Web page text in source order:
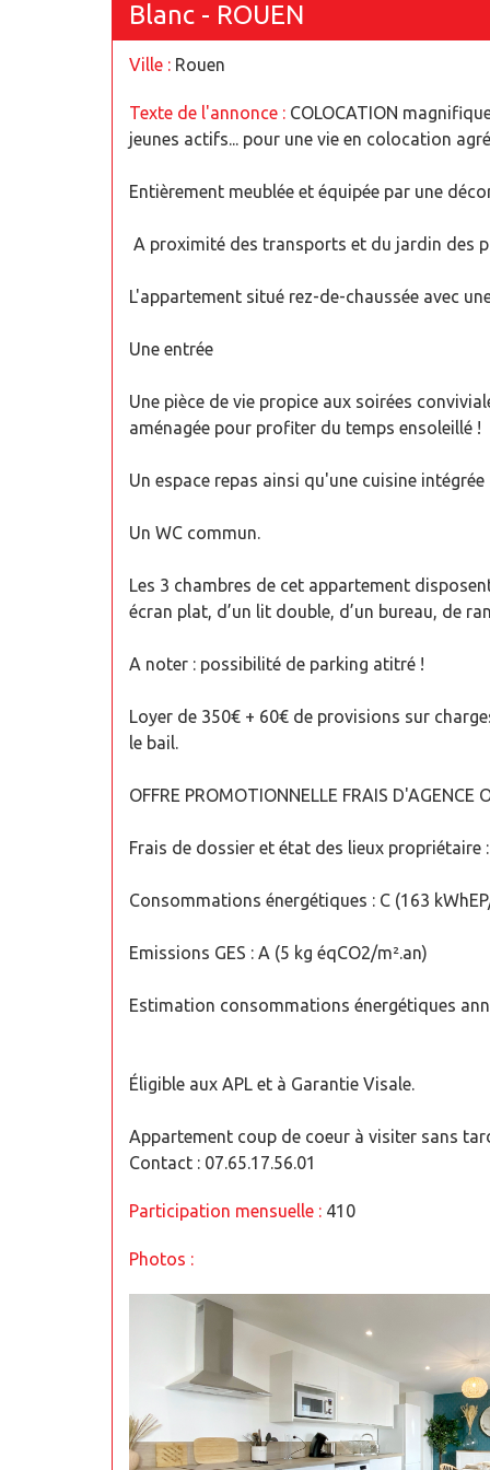
Blanc - ROUEN
Ville : Rouen
Texte de l'annonce : COLOCATION
jeunes actifs... pour une vie en colocation
Entièrement meublée et équipée par une
A proximité des transports et du jardin des
L'appartement situé rez-de-chaussée avec
Une entrée
Une pièce de vie propice aux soirées
aménagée pour profiter du temps ensoleillé !
Un espace repas ainsi qu'une cuisine
Un WC commun.
Les 3 chambres de cet appartement
écran plat, d’un lit double, d’un bureau, de
A noter : possibilité de parking atitré !
Loyer de 350€ + 60€ de provisions sur
le bail.
OFFRE PROMOTIONNELLE FRAIS D'AGENCE
Frais de dossier et état des lieux propriétaire
Consommations énergétiques : C (163
Emissions GES : A (5 kg éqCO2/m².an)
Estimation consommations énergétiques
Éligible aux APL et à Garantie Visale.
Appartement coup de coeur à visiter sans
Contact : 07.65.17.56.01
Participation mensuelle : 410
Photos :